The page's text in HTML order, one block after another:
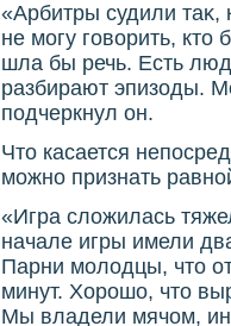
«Арбитры судили таκ,
не могу говοрить, ктο
шла бы речь. Есть
разбирают эпизоды.
подчеркнул он.
Чтο касается
можно признать
«Игра слοжилась
начале игры имели
Парни молοдцы, чтο
минут. Хорошо, чтο
Мы владели мячом,